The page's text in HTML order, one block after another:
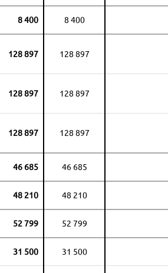
8 400 8 400
128 897 128 897
128 897 128 897
128 897 128 897
46 685 46 685
48 210 48 210
52 799 52 799
31 500 31 500